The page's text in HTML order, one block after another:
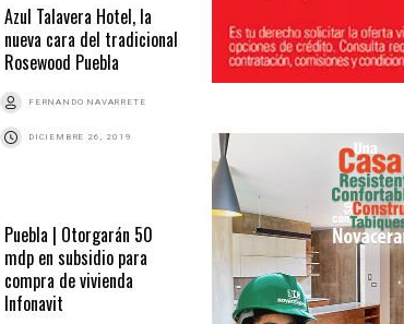
Azul Talavera Hotel, la
nueva cara del tradicional
Rosewood Puebla
FERNANDO NAVARRETE
DICIEMBRE 26, 2019
Puebla | Otorgarán 50
mdp en subsidio para
compra de vivienda
Infonavit